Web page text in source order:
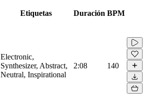
Etiquetas Duración BPM
Electronic,
Synthesizer, Abstract,
Neutral, Inspirational
2:08 140